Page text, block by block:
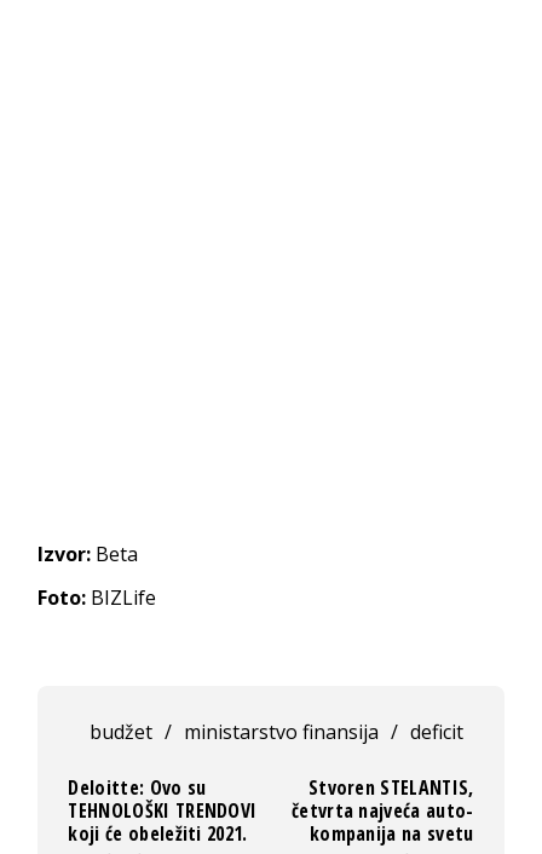
Izvor: Beta
Foto: BIZLife
budžet / ministarstvo finansija / deficit
Deloitte: Ovo su
TEHNOLOŠKI TRENDOVI
koji će obeležiti 2021.
Stvoren STELANTIS,
četvrta najveća auto-
kompanija na svetu